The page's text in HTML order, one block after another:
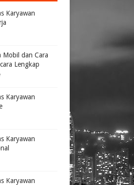
Karyawan
Mobil dan Cara
Lengkap
Karyawan
Karyawan
Karyawan